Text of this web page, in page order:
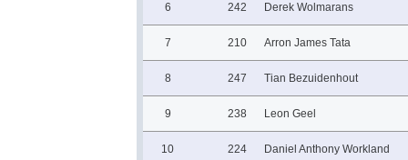
6 242 Derek Wolmarans
7 210 Arron James Tata
8 247 Tian Bezuidenhout
9 238 Leon Geel
10 224 Daniel Anthony Workland